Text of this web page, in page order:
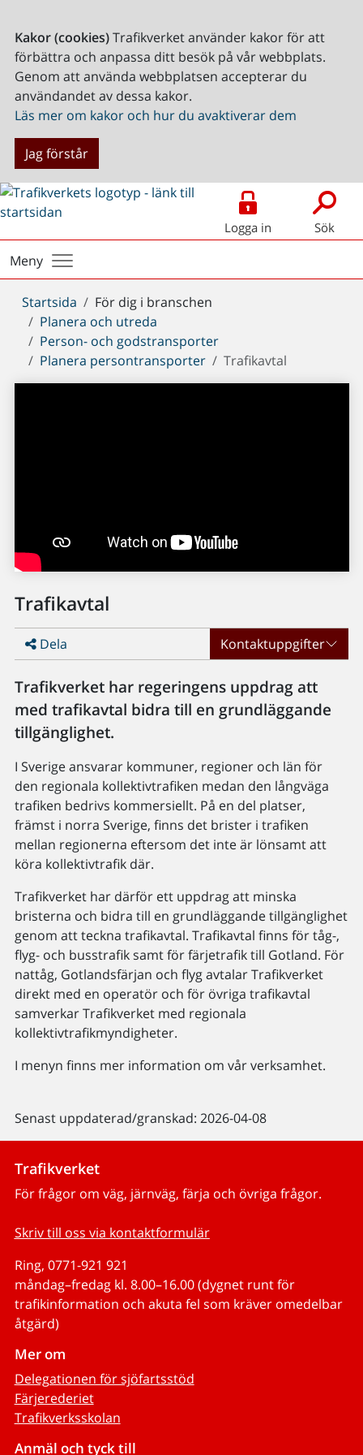
Kakor (cookies)Trafikverket använder kakor för att
förbättra och anpassa ditt besök på vår webbplats.
Genom att använda webbplatsen accepterar du
användandet av dessa kakor.
Läs mer om kakor och hur du avaktiverar dem
Jag förstår
Logga in Sök
Meny
Du
är
här:
Startsida
För dig i branschen
Planera och utreda
Person- och godstransporter
Planera persontransporter
Trafikavtal
Trafikavtal
Dela Kontaktuppgifter
Trafikverket har regeringens uppdrag att
med trafikavtal bidra till en grundläggande
tillgänglighet.
I Sverige ansvarar kommuner, regioner och län för
den regionala kollektivtrafiken medan den långväga
trafiken bedrivs kommersiellt. På en del platser,
främst i norra Sverige, finns det brister i trafiken
mellan regionerna eftersom det inte är lönsamt att
köra kollektivtrafik där.
Trafikverket har därför ett uppdrag att minska
bristerna och bidra till en grundläggande tillgänglighet
genom att teckna trafikavtal. Trafikavtal finns för tåg-,
flyg- och busstrafik samt för färjetrafik till Gotland. För
nattåg, Gotlandsfärjan och flyg avtalar Trafikverket
direkt med en operatör och för övriga trafikavtal
samverkar Trafikverket med regionala
kollektivtrafikmyndigheter.
I menyn finns mer information om vår verksamhet.
Senast uppdaterad/granskad: 2026-04-08
Trafikverket
För frågor om väg, järnväg, färja och övriga frågor.
Skriv till oss via kontaktformulär
Ring, 0771-921 921
måndag–fredag kl. 8.00–16.00 (dygnet runt för
trafikinformation och akuta fel som kräver omedelbar
åtgärd)
Mer om
Delegationen för sjöfartsstöd
Färjerederiet
Trafikverksskolan
Anmäl och tyck till